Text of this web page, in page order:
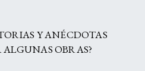
Y ANÉCDOTAS
OBRAS?